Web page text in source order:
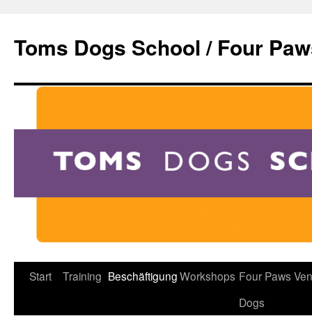
springen
Toms Dogs School / Four
Start Training BeschäftigungWorkshops Four Paws
Dogs